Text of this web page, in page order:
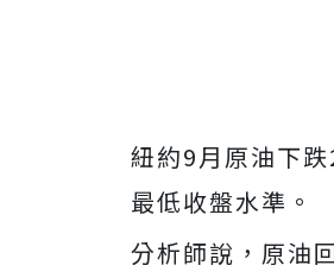
紐約9月原油下
最低收盤水準。
分析師說，原油